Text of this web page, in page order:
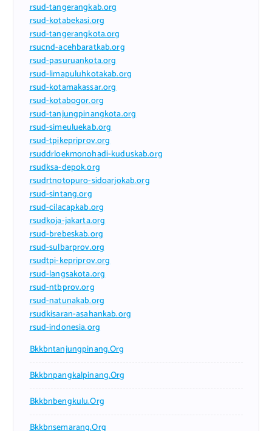
rsud-tangerangkab.org
rsud-kotabekasi.org
rsud-tangerangkota.org
rsucnd-acehbaratkab.org
rsud-pasuruankota.org
rsud-limapuluhkotakab.org
rsud-kotamakassar.org
rsud-kotabogor.org
rsud-tanjungpinangkota.org
rsud-simeuluekab.org
rsud-tpikepriprov.org
rsuddrloekmonohadi-kuduskab.org
rsudksa-depok.org
rsudrtnotopuro-sidoarjokab.org
rsud-sintang.org
rsud-cilacapkab.org
rsudkoja-jakarta.org
rsud-brebeskab.org
rsud-sulbarprov.org
rsudtpi-kepriprov.org
rsud-langsakota.org
rsud-ntbprov.org
rsud-natunakab.org
rsudkisaran-asahankab.org
rsud-indonesia.org
Bkkbntanjungpinang.org
Bkkbnpangkalpinang.org
Bkkbnbengkulu.org
Bkkbnsemarang.org